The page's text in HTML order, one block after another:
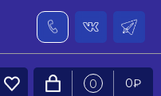
0 0₽